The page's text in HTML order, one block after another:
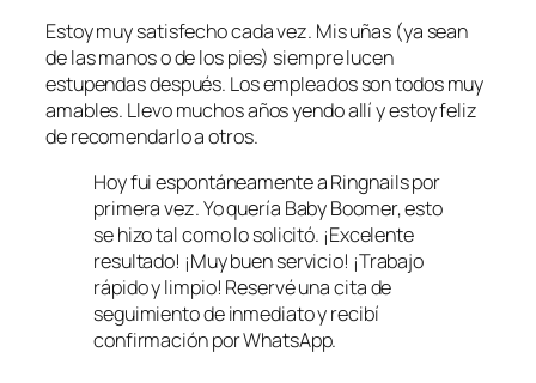
Estoy muy satisfecho cada vez. Mis uñas (ya sean
de las manos o de los pies) siempre lucen
estupendas después. Los empleados son todos muy
amables. Llevo muchos años yendo allí y estoy feliz
de recomendarlo a otros.
Hoy fui espontáneamente a Ringnails por
primera vez. Yo quería Baby Boomer, esto
se hizo tal como lo solicitó. ¡Excelente
resultado! ¡Muy buen servicio! ¡Trabajo
rápido y limpio! Reservé una cita de
seguimiento de inmediato y recibí
confirmación por WhatsApp.